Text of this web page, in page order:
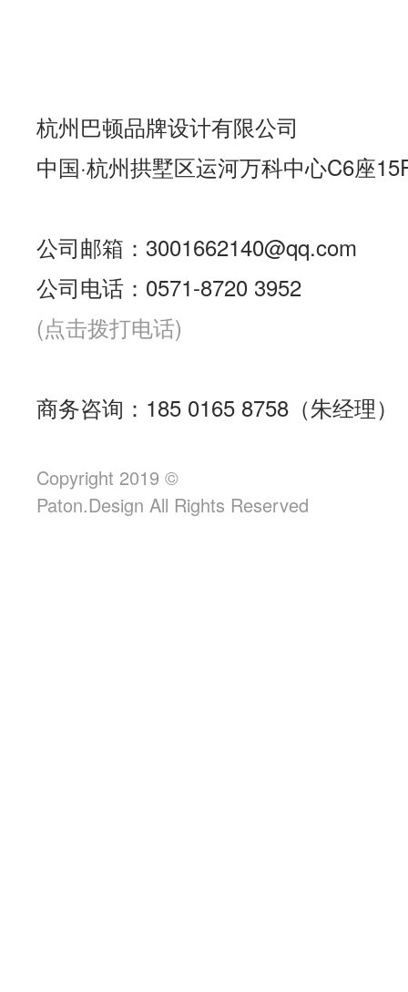
杭州巴顿品牌设计有限公司
中国·杭州拱墅区运河万科中心C6座
公司邮箱：3001662140@qq.com
公司电话：0571-8720 3952
(点击拨打电话)
商务咨询：185 0165 8758（朱经理）
Copyright 2019 ©
Paton.Design All Rights Reserved